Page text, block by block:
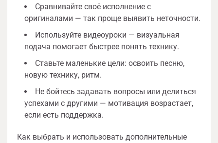
Сравнивайте своё исполнение с
оригиналами — так проще выявить неточности.
Используйте видеоуроки — визуальная
подача помогает быстрее понять технику.
Ставьте маленькие цели: освоить песню,
новую технику, ритм.
Не бойтесь задавать вопросы или делиться
успехами с другими — мотивация возрастает,
если есть поддержка.
Как выбрать и использовать дополнительные